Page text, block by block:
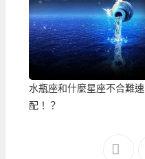
水瓶座和什麼星座不合難速
配！？